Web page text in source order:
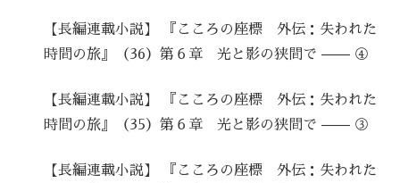
【長編連載小説】 『こころの座標 外伝：失われた
時間の旅』（36）第６章 光と影の狭間で —— ④
【長編連載小説】 『こころの座標 外伝：失われた
時間の旅』（35）第６章 光と影の狭間で —— ③
【長編連載小説】 『こころの座標 外伝：失われた